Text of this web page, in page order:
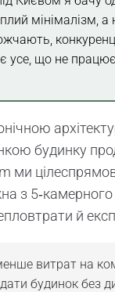
мінімалізм, а
усе, що не
будинку
з
й
витрат на
будинок без